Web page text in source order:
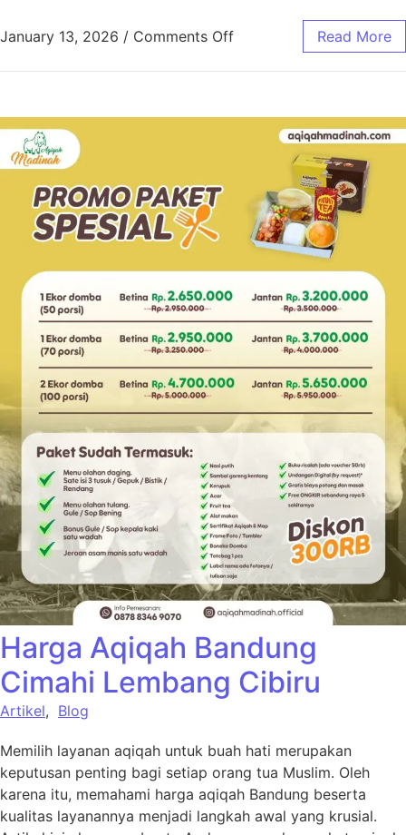
January 13, 2026 / Comments Off Read More
Harga Aqiqah Bandung
Cimahi Lembang Cibiru
Artikel, Blog
Memilih layanan aqiqah untuk buah hati merupakan
keputusan penting bagi setiap orang tua Muslim. Oleh
karena itu, memahami harga aqiqah Bandung beserta
kualitas layanannya menjadi langkah awal yang krusial.